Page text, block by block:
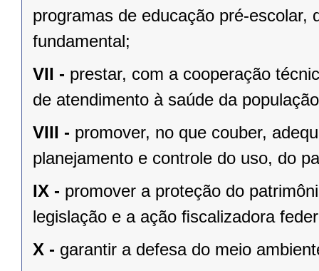
programas de educação pré-escolar,
fundamental;
VII - prestar, com a cooperação
de atendimento à saúde da
VIII - promover, no que couber,
planejamento e controle do uso, do
IX - promover a proteção do
legislação e a ação ﬁscalizadora
X - garantir a defesa do meio